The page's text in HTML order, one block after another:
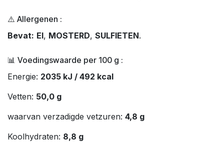
⚠️ Allergenen :
Bevat: EI, MOSTERD, SULFIETEN.
📊 Voedingswaarde per 100 g :
Energie: 2035 kJ / 492 kcal
Vetten: 50,0 g
waarvan verzadigde vetzuren: 4,8 g
Koolhydraten: 8,8 g